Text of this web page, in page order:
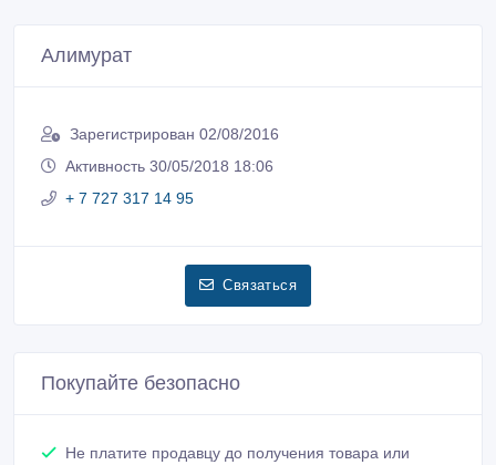
Алимурат
Зарегистрирован 02/08/2016
Активность 30/05/2018 18:06
+ 7 727 317 14 95
Связаться
Покупайте безопасно
Не платите продавцу до получения товара или